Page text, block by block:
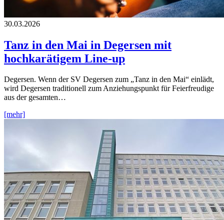
30.03.2026
Tanz in den Mai in Degersen mit
hochkarätigem Line-up
Degersen. Wenn der SV Degersen zum „Tanz in den Mai“ einlädt,
wird Degersen traditionell zum Anziehungspunkt für Feierfreudige
aus der gesamten…
[mehr]